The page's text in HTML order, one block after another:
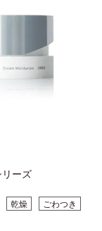
ーズ
乾燥 ごわつき